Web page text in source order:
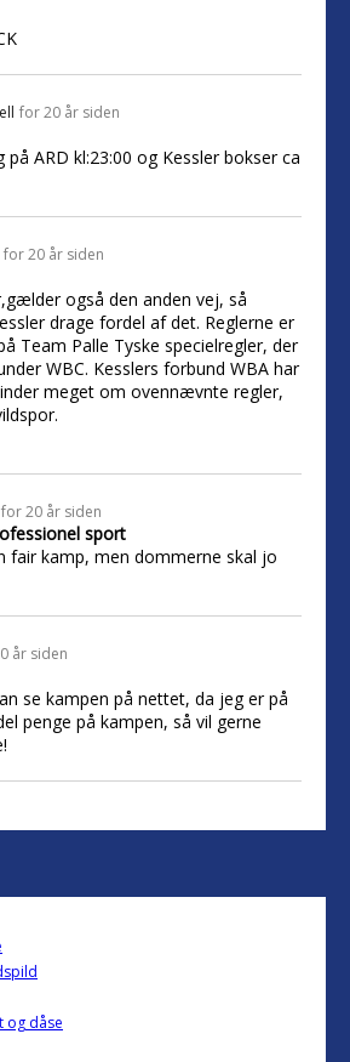
for 20 år siden
på ARD kl:23:00 og Kessler bokser ca
for 20 år siden
også den anden vej, så
drage fordel af det. Reglerne er
Team Palle Tyske specielregler, der
WBC. Kesslers forbund WBA har
meget om ovennævnte regler,
for 20 år siden
sport
fair kamp, men dommerne skal jo
år siden
se kampen på nettet, da jeg er på
penge på kampen, så vil gerne
og dåse